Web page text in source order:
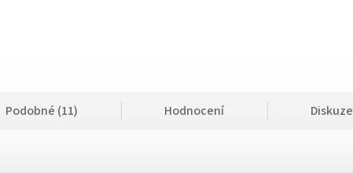
Podobné (11) Hodnocení Diskuze